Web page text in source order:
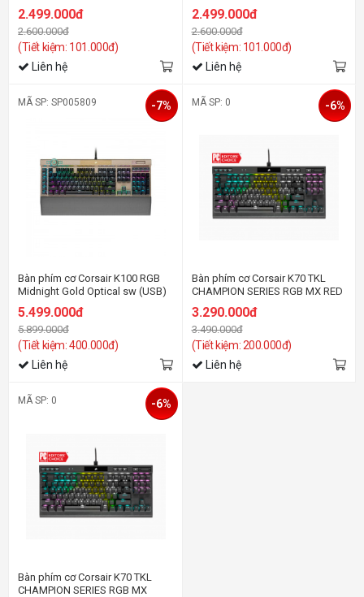
2.499.000đ
2.600.000đ
(Tiết kiệm: 101.000đ)
Liên hệ
2.499.000đ
2.600.000đ
(Tiết kiệm: 101.000đ)
Liên hệ
MÃ SP: SP005809
Bàn phím cơ Corsair K100 RGB
Midnight Gold Optical sw (USB)
5.499.000đ
5.899.000đ
(Tiết kiệm: 400.000đ)
-7%
Liên hệ
MÃ SP: 0
Bàn phím cơ Corsair K70 TKL
CHAMPION SERIES RGB MX RED
3.290.000đ
3.490.000đ
(Tiết kiệm: 200.000đ)
-6%
Liên hệ
MÃ SP: 0
Bàn phím cơ Corsair K70 TKL
CHAMPION SERIES RGB MX
-6%